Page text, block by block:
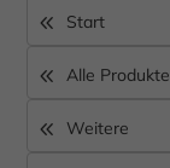
Start
Alle Produkte
Weitere